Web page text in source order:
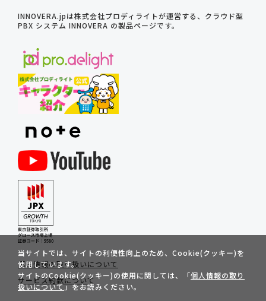
INNOVERA.jpは株式会社プロディライトが運営する、クラウド型
PBX システム INNOVERA の製品ページです。
個人情報の取り扱いについて
サービス約款について
当サイトでは、サイトの利便性向上のため、Cookie(クッキー)を
使用しています。
サイトのCookie(クッキー)の使用に関しては、「個人情報の取り
扱いについて」をお読みください。